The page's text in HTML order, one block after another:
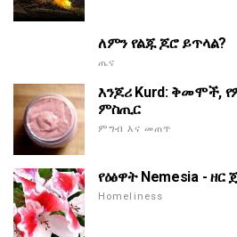
ለምን የልጁ ጆሮ ይጥላል?
ጤና
እንጆሪ Kurd: ቅመሞች,
ምስጢር
ምግብ እና መጠጥ
የዕፅዋት Nemesia - ዘር
Homeliness